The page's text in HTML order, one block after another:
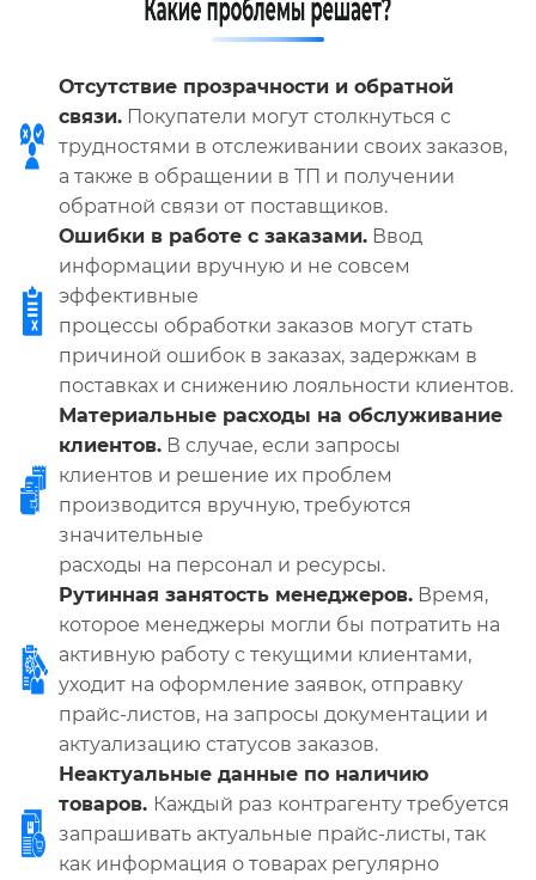
Отсутствие прозрачности и обратной
связи. Покупатели могут столкнуться с
трудностями в отслеживании своих заказов,
а также в обращении в ТП и получении
обратной связи от поставщиков.
Ошибки в работе с заказами. Ввод
информации вручную и не совсем
эффективные
процессы обработки заказов могут стать
причиной ошибок в заказах, задержкам в
поставках и снижению лояльности клиентов.
Материальные расходы на обслуживание
клиентов. В случае, если запросы
клиентов и решение их проблем
производится вручную, требуются
значительные
расходы на персонал и ресурсы.
Рутинная занятость менеджеров. Время,
которое менеджеры могли бы потратить на
активную работу с текущими клиентами,
уходит на оформление заявок, отправку
прайс-листов, на запросы документации и
актуализацию статусов заказов.
Неактуальные данные по наличию
товаров. Каждый раз контрагенту требуется
запрашивать актуальные прайс-листы, так
как информация о товарах регулярно